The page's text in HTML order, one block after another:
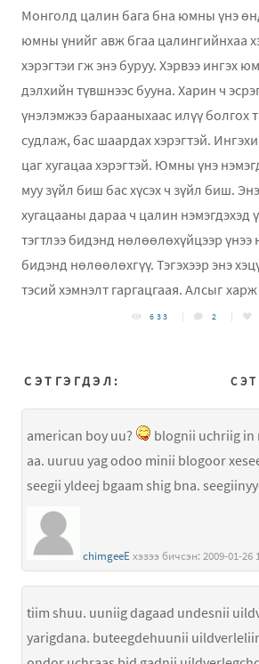
Монголд цалин бага бна юмны үнэ
юмны үнийг авж бгаа цалингийнхаа
хэрэгтэи гж энэ буруу. Хэрвээ ингэх
дэлхийн түвшнээс бууна. Харин ч
үнэлэмжээ барааныхаас илүү болгох
судлаж, бас шаардах хэрэгтэй.
цаг хугацаа хэрэгтэй. Юмны үнэ
муу зүйл биш бас хүсэх ч зүйл биш.
хугацааны дараа ч цалин нэмэгдэхэд
тэгтлээ бидэнд нөлөөлөхүйцээр үнээ
бидэнд нөлөөлөхгүү. Тэгэхээр энэ
тэсий хэмнэлт гаргацгаая. Алсыг
633 2
СЭТГЭГДЭЛ:
american boy uu?
blognii uchriig in
aa. uuruu yag odoo minii blogoor
seegii yldeej bgaam shig bna.
chimgeeE
tiim shuu. uuniig dagaad undesnii
yarigdana. buteegdehuunii